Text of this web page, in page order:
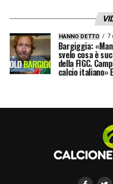
HANNO DETTO 7
Bargiggia:
svelo cosa è
della FIGC.
calcio italiano»